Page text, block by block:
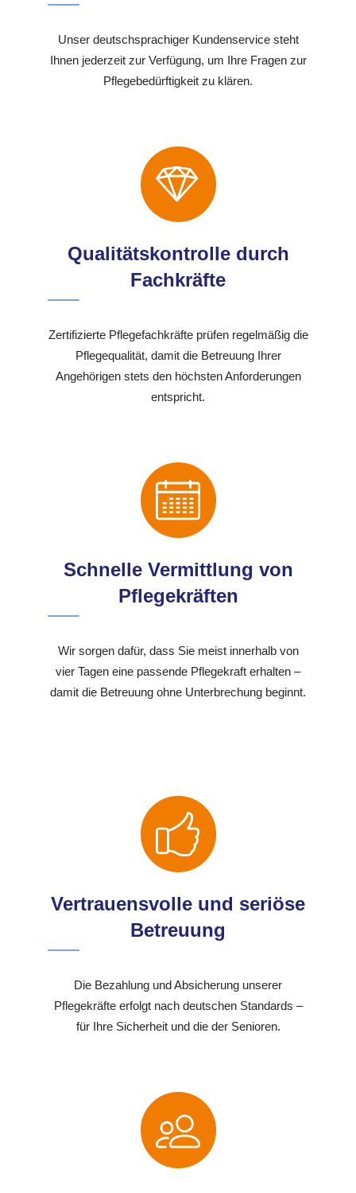
Unser deutschsprachiger Kundenservice steht
Ihnen jederzeit zur Verfügung, um Ihre Fragen zur
Pflegebedürftigkeit zu klären.
Qualitätskontrolle durch
Fachkräfte
Zertifizierte Pflegefachkräfte prüfen regelmäßig die
Pflegequalität, damit die Betreuung Ihrer
Angehörigen stets den höchsten Anforderungen
entspricht.
Schnelle Vermittlung von
Pflegekräften
Wir sorgen dafür, dass Sie meist innerhalb von
vier Tagen eine passende Pflegekraft erhalten –
damit die Betreuung ohne Unterbrechung beginnt.
Vertrauensvolle und seriöse
Betreuung
Die Bezahlung und Absicherung unserer
Pflegekräfte erfolgt nach deutschen Standards –
für Ihre Sicherheit und die der Senioren.